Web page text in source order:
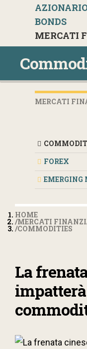
BONDS
MERCATI
MERCATI
FOREX
EMERGING
HOME
MERCATI
COMMODITIES
La